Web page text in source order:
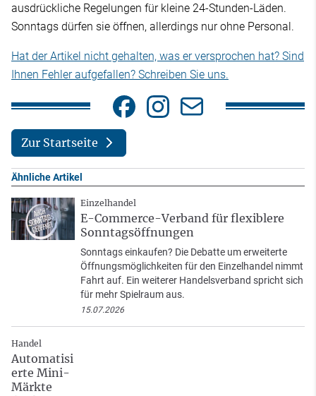
ausdrückliche Regelungen für kleine 24-Stunden-Läden.
Sonntags dürfen sie öffnen, allerdings nur ohne Personal.
Hat der Artikel nicht gehalten, was er versprochen hat? Sind
Ihnen Fehler aufgefallen? Schreiben Sie uns.
Zur Startseite
Ähnliche Artikel
Einzelhandel
E-Commerce-Verband für flexiblere
Sonntagsöffnungen
Sonntags einkaufen? Die Debatte um erweiterte
Öffnungsmöglichkeiten für den Einzelhandel nimmt
Fahrt auf. Ein weiterer Handelsverband spricht sich
für mehr Spielraum aus.
15.07.2026
Handel
Automatisi
erte Mini-
Märkte